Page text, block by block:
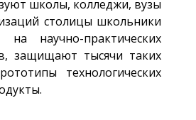
школы, колледжи, вузы
столицы школьники
научно-практических
защищают тысячи таких
технологических